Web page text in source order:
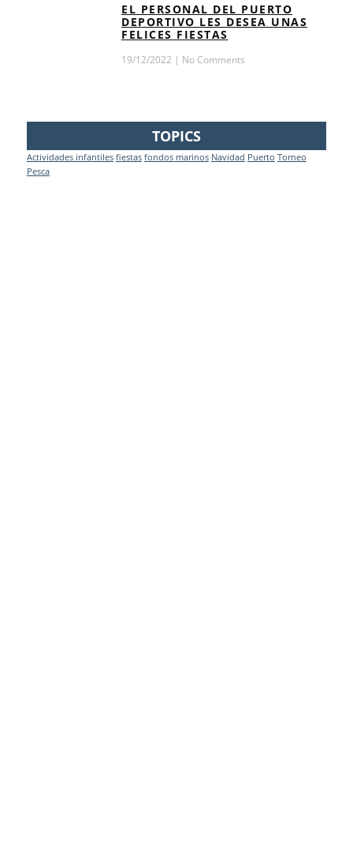
EL PERSONAL DEL PUERTO
DEPORTIVO LES DESEA UNAS
FELICES FIESTAS
19/12/2022 No Comments
TOPICS
Actividades infantiles fiestas fondos marinos Navidad Puerto Torneo
Pesca